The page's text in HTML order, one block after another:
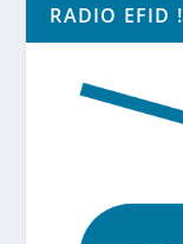
RADIO EFID !